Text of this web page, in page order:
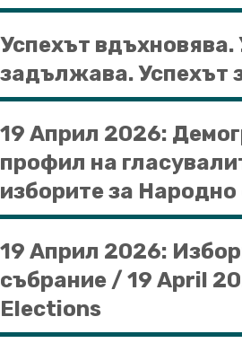
Успехът вдъхновява.
задължава. Успехът
19 Април 2026:
профил на
изборите за
19 Април 2026:
събрание / 19 April
Elections